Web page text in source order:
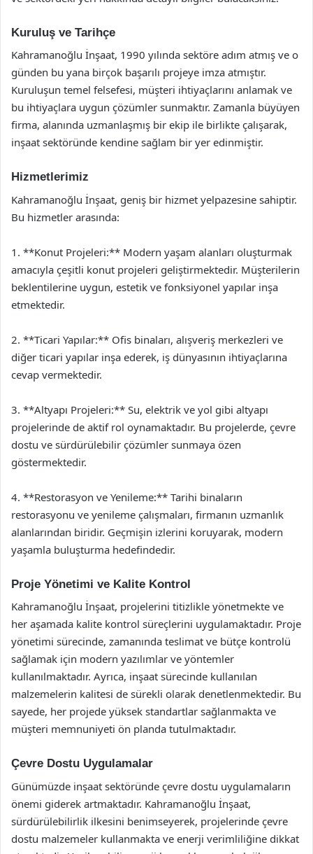
Kuruluş ve Tarihçe
Kahramanoğlu İnşaat, 1990 yılında sektöre adım atmış ve o
günden bu yana birçok başarılı projeye imza atmıştır.
Kuruluşun temel felsefesi, müşteri ihtiyaçlarını anlamak ve
bu ihtiyaçlara uygun çözümler sunmaktır. Zamanla büyüyen
firma, alanında uzmanlaşmış bir ekip ile birlikte çalışarak,
inşaat sektöründe kendine sağlam bir yer edinmiştir.
Hizmetlerimiz
Kahramanoğlu İnşaat, geniş bir hizmet yelpazesine sahiptir.
Bu hizmetler arasında:
1. **Konut Projeleri:** Modern yaşam alanları oluşturmak
amacıyla çeşitli konut projeleri geliştirmektedir. Müşterilerin
beklentilerine uygun, estetik ve fonksiyonel yapılar inşa
etmektedir.
2. **Ticari Yapılar:** Ofis binaları, alışveriş merkezleri ve
diğer ticari yapılar inşa ederek, iş dünyasının ihtiyaçlarına
cevap vermektedir.
3. **Altyapı Projeleri:** Su, elektrik ve yol gibi altyapı
projelerinde de aktif rol oynamaktadır. Bu projelerde, çevre
dostu ve sürdürülebilir çözümler sunmaya özen
göstermektedir.
4. **Restorasyon ve Yenileme:** Tarihi binaların
restorasyonu ve yenileme çalışmaları, firmanın uzmanlık
alanlarından biridir. Geçmişin izlerini koruyarak, modern
yaşamla buluşturma hedefindedir.
Proje Yönetimi ve Kalite Kontrol
Kahramanoğlu İnşaat, projelerini titizlikle yönetmekte ve
her aşamada kalite kontrol süreçlerini uygulamaktadır. Proje
yönetimi sürecinde, zamanında teslimat ve bütçe kontrolü
sağlamak için modern yazılımlar ve yöntemler
kullanılmaktadır. Ayrıca, inşaat sürecinde kullanılan
malzemelerin kalitesi de sürekli olarak denetlenmektedir. Bu
sayede, her projede yüksek standartlar sağlanmakta ve
müşteri memnuniyeti ön planda tutulmaktadır.
Çevre Dostu Uygulamalar
Günümüzde inşaat sektöründe çevre dostu uygulamaların
önemi giderek artmaktadır. Kahramanoğlu İnşaat,
sürdürülebilirlik ilkesini benimseyerek, projelerinde çevre
dostu malzemeler kullanmakta ve enerji verimliliğine dikkat